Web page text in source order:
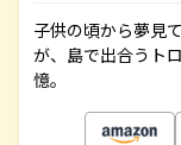
子供の頃から夢見
が、島で出合うト
憶。